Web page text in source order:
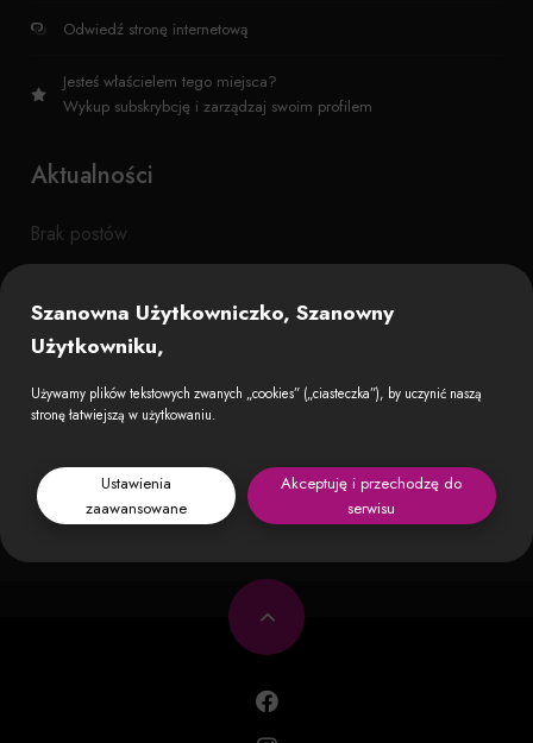
Odwiedź stronę internetową
Jesteś właścielem tego miejsca?
Wykup subskrybcję i zarządzaj swoim profilem
Aktualności
Brak postów
Szanowna Użytkowniczko, Szanowny
Użytkowniku,
Używamy plików tekstowych zwanych „cookies” („ciasteczka”), by uczynić naszą
stronę łatwiejszą w użytkowaniu.
Ustawienia
zaawansowane
Akceptuję i przechodzę do
serwisu